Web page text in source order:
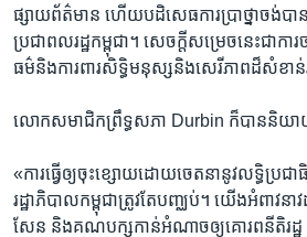
ផ្សាយ​ព័ត៌មាន ​ហើយ​បដិសេធ​ការ​ប្រាថ្នា​ចង់​ប
ប្រជា​ពលរដ្ឋ​កម្ពុជា។ ​សេចក្តី​សម្រេច​នេះ​ជា​ការ​
ធម៌​និង​ការពារ​សិទ្ធិ​មនុស្ស​និង​សេរីភាព​ដ៏​សំខាន់​
លោក​សមាជិក​ព្រឹទ្ធសភា Durbin ក៏​បាន​និយា
​«ការ​ធ្វើ​ឲ្យ​ចុះ​ខ្សោយ​ដោយ​ចេតនា​នូវ​លទ្ធិ​ប្រ
រដ្ឋាភិបាល​កម្ពុជា​ត្រូវ​តែ​បញ្ឈប់។​ យើង​អំពាវន
សែន ​និង​គណបក្ស​កាន់​អំណាច​ឲ្យ​គោរព​នីតិរដ្